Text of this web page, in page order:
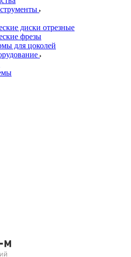
диски отрезные
фрезы
для цоколей